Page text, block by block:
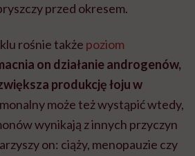
przed okresem.
rośnie także poziom
on działanie androgenów,
produkcję łoju w
może też wystąpić wtedy,
wynikają z innych przyczyn
on: ciąży, menopauzie czy